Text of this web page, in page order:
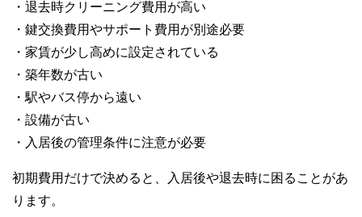
・退去時クリーニング費用が高い
・鍵交換費用やサポート費用が別途必要
・家賃が少し高めに設定されている
・築年数が古い
・駅やバス停から遠い
・設備が古い
・入居後の管理条件に注意が必要
初期費用だけで決めると、入居後や退去時に困ることがあ
ります。